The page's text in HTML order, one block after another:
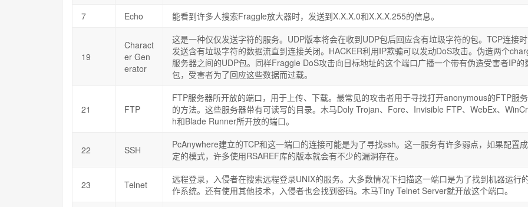
7
Echo 能看到许多人搜索Fraggle放大器时，发送到X.X.X.0和X.X.X.255的信息。
19
Charact
er Gen
erator
这是一种仅仅发送字符的服务。UDP版本将会在收到UDP包后回应含有垃圾字符的包。TCP连接
发送含有垃圾字符的数据流直到连接关闭。HACKER利用IP欺骗可以发动DoS攻击。伪造两个
服务器之间的UDP包。同样Fraggle DoS攻击向目标地址的这个端口广播一个带有伪造受害者IP的
包，受害者为了回应这些数据而过载。
21 FTP
FTP服务器所开放的端口，用于上传、下载。最常见的攻击者用于寻找打开anonymous的FTP服
的方法。这些服务器带有可读写的目录。木马Doly Trojan、Fore、Invisible FTP、WebEx、
h和Blade Runner所开放的端口。
22 SSH
PcAnywhere建立的TCP和这一端口的连接可能是为了寻找ssh。这一服务有许多弱点，如果配置
定的模式，许多使用RSAREF库的版本就会有不少的漏洞存在。
23 Telnet
远程登录，入侵者在搜索远程登录UNIX的服务。大多数情况下扫描这一端口是为了找到机器运行
作系统。还有使用其他技术，入侵者也会找到密码。木马Tiny Telnet Server就开放这个端口。